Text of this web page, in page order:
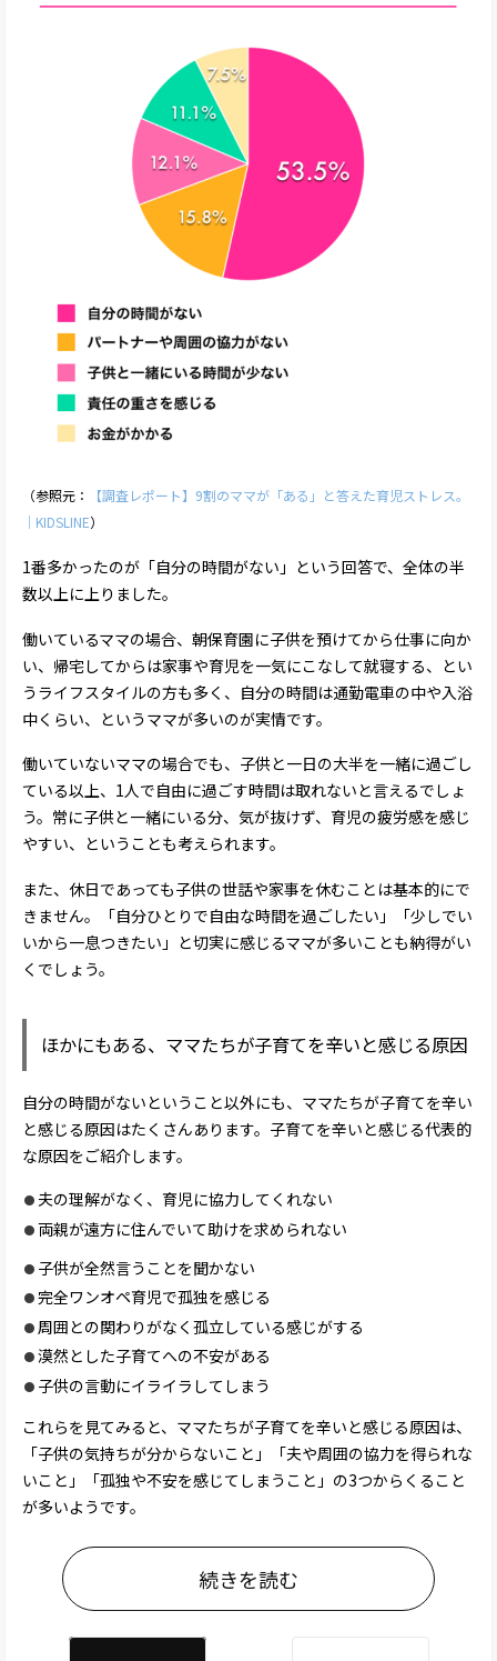
（参照元：
【調査レポート】9割のママが「ある」と答えた育児ストレス。
｜KIDSLINE）
1番多かったのが「自分の時間がない」という回答で、全体の半
数以上に上りました。
働いているママの場合、朝保育園に子供を預けてから仕事に向か
い、帰宅してからは家事や育児を一気にこなして就寝する、とい
うライフスタイルの方も多く、自分の時間は通勤電車の中や入浴
中くらい、というママが多いのが実情です。
働いていないママの場合でも、子供と一日の大半を一緒に過ごし
ている以上、1人で自由に過ごす時間は取れないと言えるでしょ
う。常に子供と一緒にいる分、気が抜けず、育児の疲労感を感じ
やすい、ということも考えられます。
また、休日であっても子供の世話や家事を休むことは基本的にで
きません。「自分ひとりで自由な時間を過ごしたい」「少しでい
いから一息つきたい」と切実に感じるママが多いことも納得がい
くでしょう。
ほかにもある、ママたちが子育てを辛いと感じる原因
自分の時間がないということ以外にも、ママたちが子育てを辛い
と感じる原因はたくさんあります。子育てを辛いと感じる代表的
な原因をご紹介します。
夫の理解がなく、育児に協力してくれない
両親が遠方に住んでいて助けを求められない
子供が全然言うことを聞かない
完全ワンオペ育児で孤独を感じる
周囲との関わりがなく孤立している感じがする
漠然とした子育てへの不安がある
子供の言動にイライラしてしまう
これらを見てみると、ママたちが子育てを辛いと感じる原因は、
「子供の気持ちが分からないこと」「夫や周囲の協力を得られな
いこと」「孤独や不安を感じてしまうこと」の3つからくること
が多いようです。
続きを読む